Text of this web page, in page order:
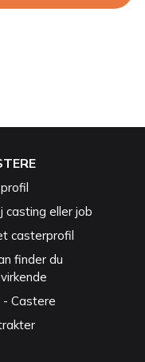
casting eller job
casterprofil
finder du
- Castere